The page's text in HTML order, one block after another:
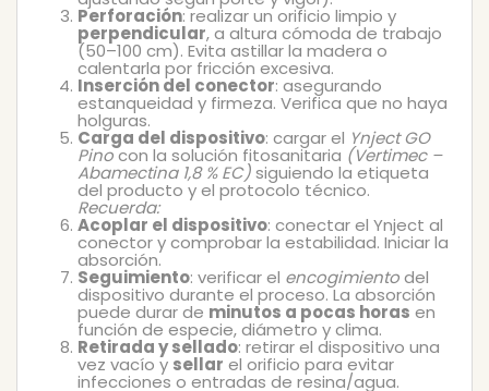
Perforación: realizar un orificio limpio y
perpendicular, a altura cómoda de trabajo
(50–100 cm). Evita astillar la madera o
calentarla por fricción excesiva.
Inserción del conector: asegurando
estanqueidad y firmeza. Verifica que no haya
holguras.
Carga del dispositivo: cargar el Ynject GO
Pinocon la solución fitosanitaria (Vertimec –
Abamectina 1,8 % EC)siguiendo la etiqueta
del producto y el protocolo técnico.
Recuerda:
Acoplar el dispositivo: conectar el Ynject al
conector y comprobar la estabilidad. Iniciar la
absorción.
Seguimiento: verificar el encogimientodel
dispositivo durante el proceso. La absorción
puede durar de minutos a pocas horas en
función de especie, diámetro y clima.
Retirada y sellado: retirar el dispositivo una
vez vacío y sellar el orificio para evitar
infecciones o entradas de resina/agua.